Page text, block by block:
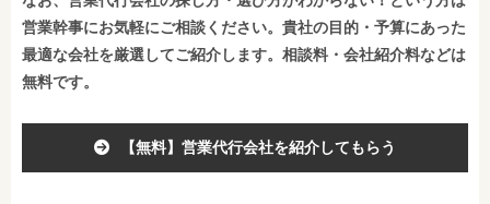
営業幹事にお気軽にご相談ください。貴社の目的・予算にあった
最適な会社を厳選してご紹介します。相談料・会社紹介料などは
無料です。
【無料】営業代行会社を紹介してもらう